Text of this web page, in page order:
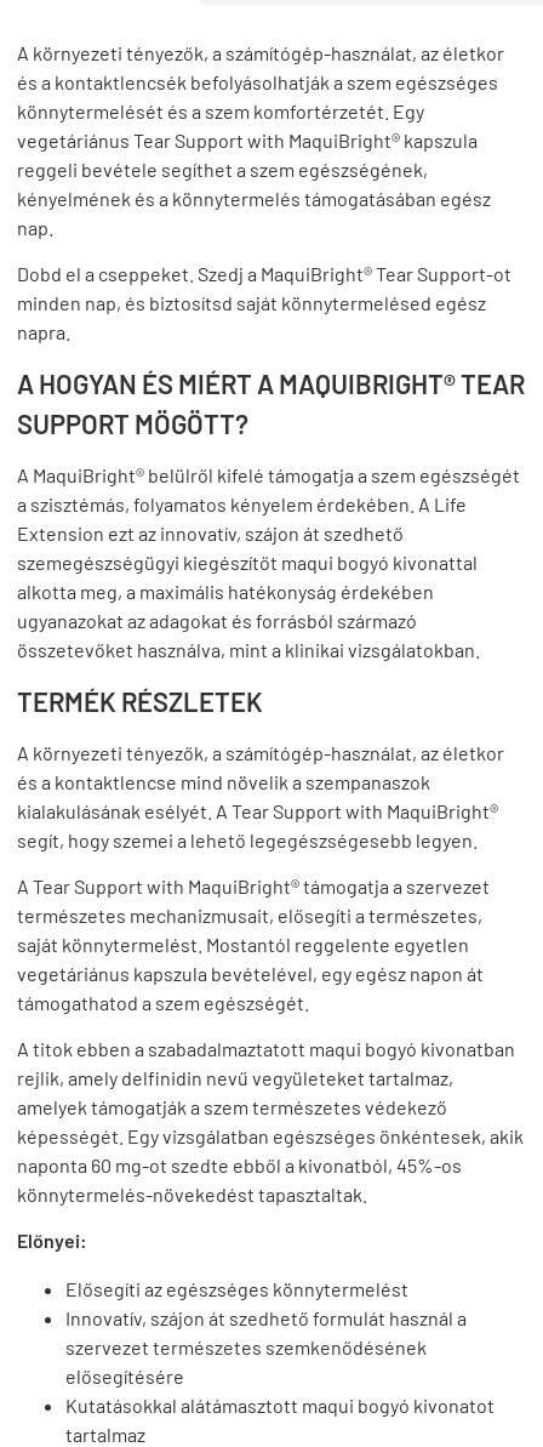
A környezeti tényezők, a számítógép-használat, az életkor
és a kontaktlencsék befolyásolhatják a szem egészséges
könnytermelését és a szem komfortérzetét. Egy
vegetáriánus Tear Support with MaquiBright® kapszula
reggeli bevétele segíthet a szem egészségének,
kényelmének és a könnytermelés támogatásában egész
nap.
Dobd el a cseppeket. Szedj a MaquiBright® Tear Support-ot
minden nap, és biztosítsd saját könnytermelésed egész
napra.
A HOGYAN ÉS MIÉRT A MAQUIBRIGHT® TEAR
SUPPORT MÖGÖTT?
A MaquiBright® belülről kifelé támogatja a szem egészségét
a szisztémás, folyamatos kényelem érdekében. A Life
Extension ezt az innovatív, szájon át szedhető
szemegészségügyi kiegészítőt maqui bogyó kivonattal
alkotta meg, a maximális hatékonyság érdekében
ugyanazokat az adagokat és forrásból származó
összetevőket használva, mint a klinikai vizsgálatokban.
TERMÉK RÉSZLETEK
A környezeti tényezők, a számítógép-használat, az életkor
és a kontaktlencse mind növelik a szempanaszok
kialakulásának esélyét. A Tear Support with MaquiBright®
segít, hogy szemei a lehető legegészségesebb legyen.
A Tear Support with MaquiBright® támogatja a szervezet
természetes mechanizmusait, elősegíti a természetes,
saját könnytermelést. Mostantól reggelente egyetlen
vegetáriánus kapszula bevételével, egy egész napon át
támogathatod a szem egészségét.
A titok ebben a szabadalmaztatott maqui bogyó kivonatban
rejlik, amely delfinidin nevű vegyületeket tartalmaz,
amelyek támogatják a szem természetes védekező
képességét. Egy vizsgálatban egészséges önkéntesek, akik
naponta 60 mg-ot szedte ebből a kivonatból, 45%-os
könnytermelés-növekedést tapasztaltak.
Előnyei:
Elősegíti az egészséges könnytermelést
Innovatív, szájon át szedhető formulát használ a
szervezet természetes szemkenődésének
elősegítésére
Kutatásokkal alátámasztott maqui bogyó kivonatot
tartalmaz